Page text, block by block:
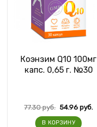
Коэнзим Q10 100мг
капс. 0,65 г. №30
77.30руб. 54.96руб.
В КОРЗИНУ